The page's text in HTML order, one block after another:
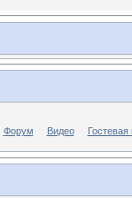
Форум Видео Гостевая